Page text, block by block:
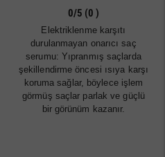
0/5 (0 )
Elektriklenme karşıtı
durulanmayan onarıcı saç
serumu: Yıpranmış saçlarda
şekillendirme öncesi ısıya karşı
koruma sağlar, böylece işlem
görmüş saçlar parlak ve güçlü
bir görünüm kazanır.